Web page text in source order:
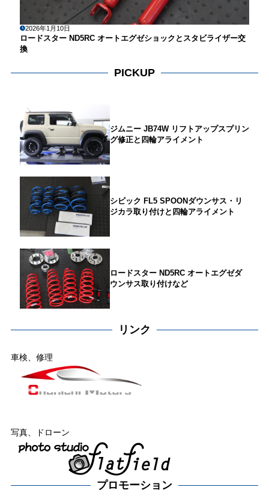
2026年1月10日
ロードスター ND5RC オートエグゼショックとスタビライザー交
換
PICKUP
ジムニー JB74W リフトアップスプリン
グ修正と四輪アライメント
シビック FL5 SPOONダウンサス・リ
ジカラ取り付けと四輪アライメント
ロードスター ND5RC オートエグゼダ
ウンサス取り付けなど
リンク
車検、修理
写真、ドローン
プロモーション